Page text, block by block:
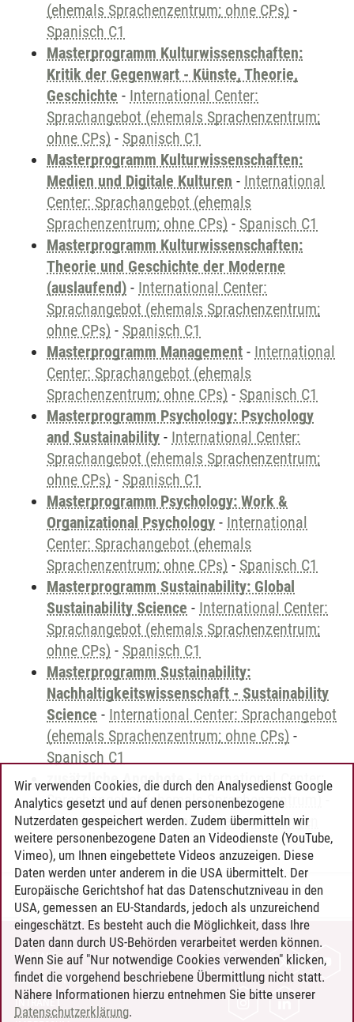
(ehemals Sprachenzentrum; ohne CPs) -
Spanisch C1
Masterprogramm Kulturwissenschaften:
Kritik der Gegenwart - Künste, Theorie,
Geschichte - International Center:
Sprachangebot (ehemals Sprachenzentrum;
ohne CPs) - Spanisch C1
Masterprogramm Kulturwissenschaften:
Medien und Digitale Kulturen - International
Center: Sprachangebot (ehemals
Sprachenzentrum; ohne CPs) - Spanisch C1
Masterprogramm Kulturwissenschaften:
Theorie und Geschichte der Moderne
(auslaufend) - International Center:
Sprachangebot (ehemals Sprachenzentrum;
ohne CPs) - Spanisch C1
Masterprogramm Management - International
Center: Sprachangebot (ehemals
Sprachenzentrum; ohne CPs) - Spanisch C1
Masterprogramm Psychology: Psychology
and Sustainability - International Center:
Sprachangebot (ehemals Sprachenzentrum;
ohne CPs) - Spanisch C1
Masterprogramm Psychology: Work &
Organizational Psychology - International
Center: Sprachangebot (ehemals
Sprachenzentrum; ohne CPs) - Spanisch C1
Masterprogramm Sustainability: Global
Sustainability Science - International Center:
Sprachangebot (ehemals Sprachenzentrum;
ohne CPs) - Spanisch C1
Masterprogramm Sustainability:
Nachhaltigkeitswissenschaft - Sustainability
Science - International Center: Sprachangebot
(ehemals Sprachenzentrum; ohne CPs) -
Spanisch C1
zusätzliche Angebote- International Center:
Sprachangebot (ehemals Sprachenzentrum)
Sprachangebot und Sonderveranstaltungen
Timo Leder/30.06.2024
KONTAKT
LEUPHANA ALS ARBEITGEBER
INTRANET
Wir verwenden Cookies, die durch den Analysedienst Google
Analytics gesetzt und auf denen personenbezogene
Nutzerdaten gespeichert werden. Zudem übermitteln wir
weitere personenbezogene Daten an Videodienste (YouTube,
Vimeo), um Ihnen eingebettete Videos anzuzeigen. Diese
Daten werden unter anderem in die USA übermittelt. Der
Europäische Gerichtshof hat das Datenschutzniveau in den
USA, gemessen an EU-Standards, jedoch als unzureichend
eingeschätzt. Es besteht auch die Möglichkeit, dass Ihre
Daten dann durch US-Behörden verarbeitet werden können.
Wenn Sie auf "Nur notwendige Cookies verwenden" klicken,
findet die vorgehend beschriebene Übermittlung nicht statt.
Nähere Informationen hierzu entnehmen Sie bitte unserer
Datenschutzerklärung.